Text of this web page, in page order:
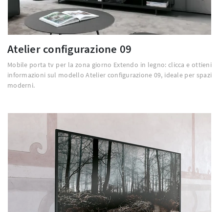
Atelier configurazione 09
Mobile porta tv per la zona giorno Extendo in legno: clicca e ottieni
informazioni sul modello Atelier configurazione 09, ideale per spazi
moderni.